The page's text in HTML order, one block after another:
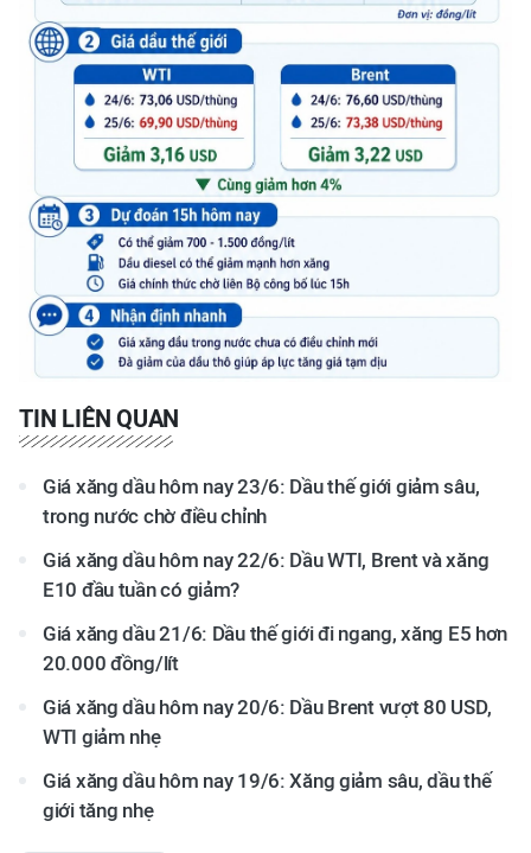
TIN LIÊN QUAN
Giá xăng dầu hôm nay 23/6: Dầu thế giới giảm sâu,
trong nước chờ điều chỉnh
Giá xăng dầu hôm nay 22/6: Dầu WTI, Brent và xăng
E10 đầu tuần có giảm?
Giá xăng dầu 21/6: Dầu thế giới đi ngang, xăng E5 hơn
20.000 đồng/lít
Giá xăng dầu hôm nay 20/6: Dầu Brent vượt 80 USD,
WTI giảm nhẹ
Giá xăng dầu hôm nay 19/6: Xăng giảm sâu, dầu thế
giới tăng nhẹ